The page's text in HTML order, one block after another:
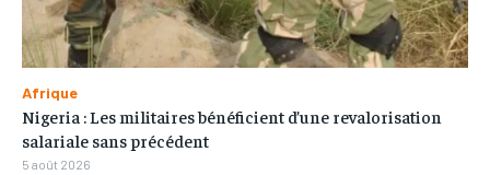
Afrique
Nigeria : Les militaires bénéficient d’une revalorisation
salariale sans précédent
5 août 2026